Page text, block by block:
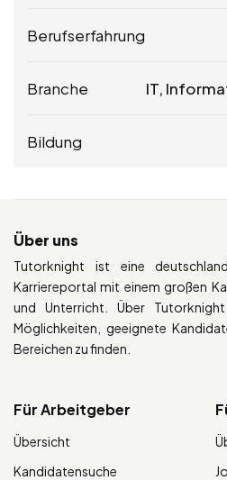
Berufserfahrung
Branche IT,
Bildung
Über uns
Tutorknight ist eine
Karriereportal mit einem großen
und Unterricht. Über
Möglichkeiten, geeignete
Bereichen zu finden.
Für Arbeitgeber
Übersicht
Kandidatensuche